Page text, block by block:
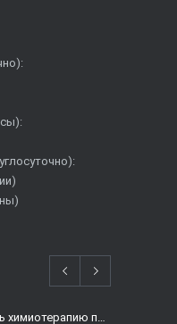
Когда есть смысл проводить химиотерапию при раке толстой кишки?